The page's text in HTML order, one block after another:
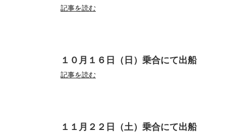
記事を読む
１０月１６日（日）乗合にて出船
記事を読む
１１月２２日（土）乗合にて出船